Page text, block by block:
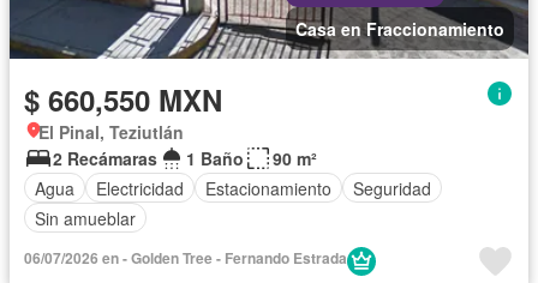
Casa en Fraccionamiento
$ 660,550 MXN
El Pinal, Teziutlán
2 Recámaras
1 Baño
90 m²
Agua
Electricidad Estacionamiento
Seguridad
Sin amueblar
06/07/2026 en - Golden Tree - Fernando Estrada